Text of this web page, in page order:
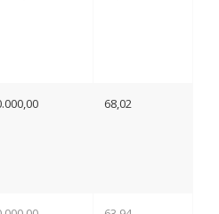
68,02